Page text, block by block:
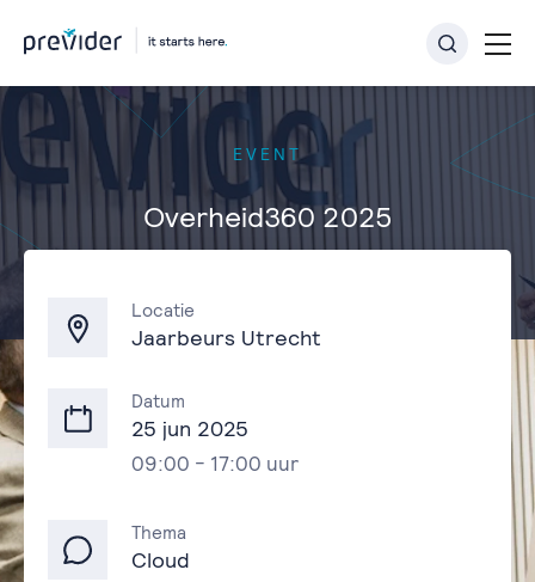
EVENT
Overheid360 2025
Locatie
Jaarbeurs Utrecht
Datum
25 jun 2025
09:00 - 17:00 uur
Thema
Cloud